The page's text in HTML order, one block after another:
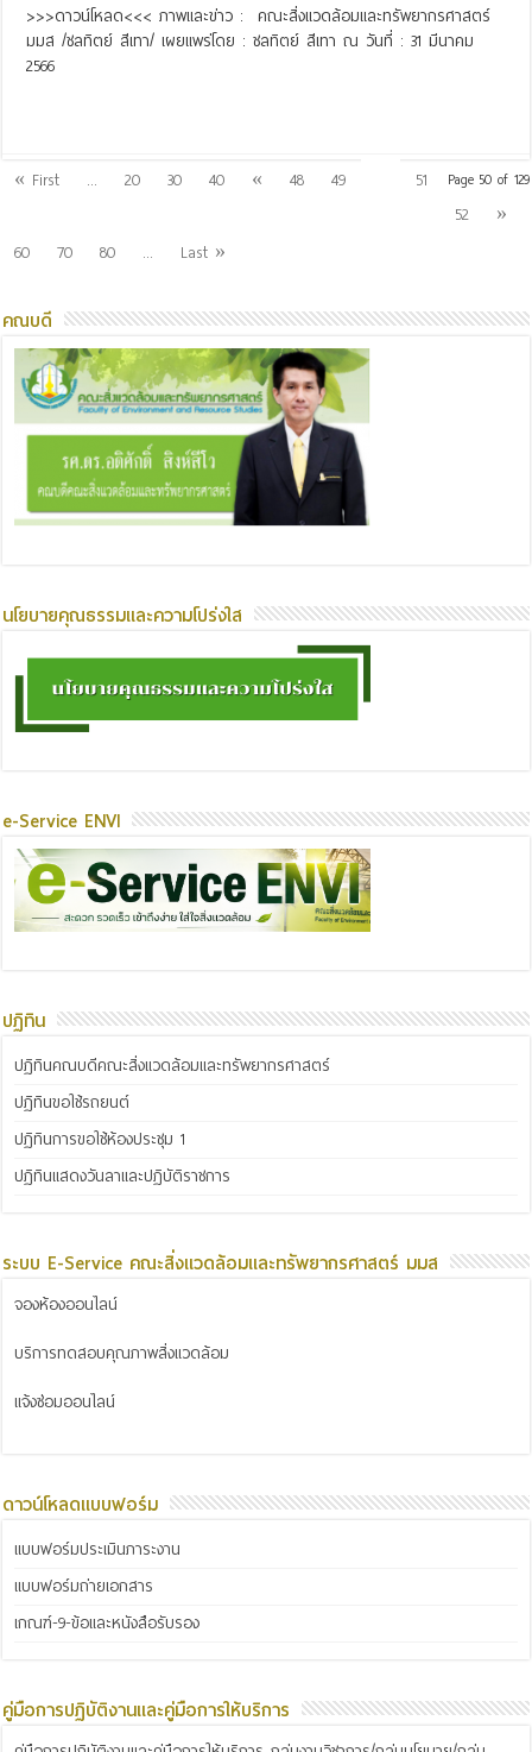
>>>ดาวน์โหลด<<< ภาพและข่าว : คณะสิ่งแวดล้อมและทรัพยากรศาสตร์
มมส /ชลทิตย์ สีเทา/ เผยแพร่โดย : ชลทิตย์ สีเทา ณ วันที่ : 31 มีนาคม
2566
Page 50 of 129
« First ... 20 30 40 « 48 49
51
52
»
60
70 80 ... Last »
คณบดี
นโยบายคุณธรรมและความโปร่งใส
e-Service ENVI
ปฏิทิน
ปฏิทินคณบดีคณะสิ่งแวดล้อมและทรัพยากรศาสตร์
ปฏิทินขอใช้รถยนต์
ปฏิทินการขอใช้ห้องประชุม 1
ปฏิทินแสดงวันลาและปฏิบัติราชการ
ระบบ E-Service คณะสิ่งแวดล้อมและทรัพยากรศาสตร์ มมส
จองห้องออนไลน์
บริการทดสอบคุณภาพสิ่งแวดล้อม
แจ้งซ่อมออนไลน์
ดาวน์โหลดแบบฟอร์ม
แบบฟอร์มประเมินภาระงาน
แบบฟอร์มถ่ายเอกสาร
เกณฑ์-9-ข้อและหนังสือรับรอง
คู่มือการปฏิบัติงานและคู่มือการให้บริการ